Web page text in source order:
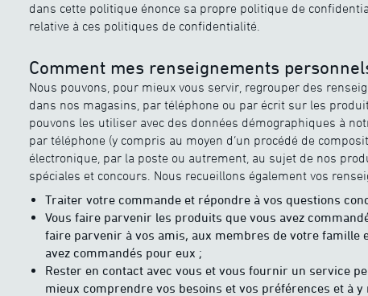
dans cette politique énonce sa propre politique de
relative à ces politiques de confidentialité.
Comment mes renseignements
Nous pouvons, pour mieux vous servir, regrouper des
dans nos magasins, par téléphone ou par écrit sur les
pouvons les utiliser avec des données démographiques à
par téléphone (y compris au moyen d’un procédé de
électronique, par la poste ou autrement, au sujet de nos
spéciales et concours. Nous recueillons également vos
Traiter votre commande et répondre à vos questions
Vous faire parvenir les produits que vous avez
faire parvenir à vos amis, aux membres de votre famille
avez commandés pour eux ;
Rester en contact avec vous et vous fournir un service
mieux comprendre vos besoins et vos préférences et à